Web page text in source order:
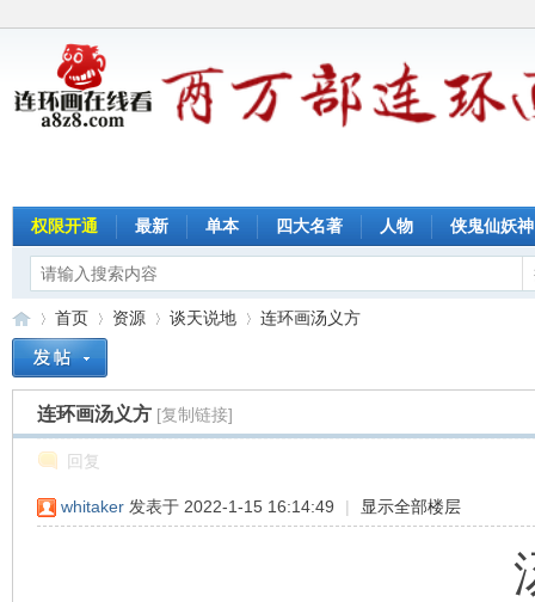
权限开通 最新 单本 四大名著 人物 侠鬼仙妖神
»
首页
›
资源
›
谈天说地 连环画汤义方
连环画汤义方 [复制链接]
回复
whitaker 发表于 2022-1-15 16:14:49 | 显示全部楼层